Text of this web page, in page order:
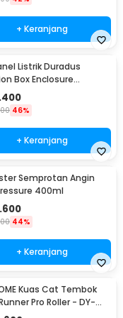
+ Keranjang
Listrik Duradus
Box Enclosure
158x90mm - B1589
46%
+ Keranjang
Semprotan Angin
400ml
44%
+ Keranjang
Kuas Cat Tembok
Pro Roller - DY-